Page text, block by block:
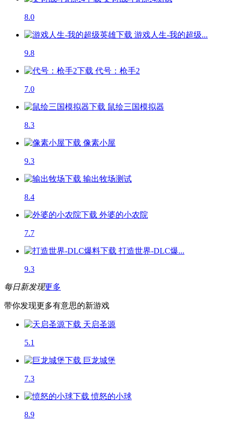
8.0
游戏人生-我的超级...
9.8
代号：枪手2
7.0
鼠绘三国模拟器
8.3
像素小屋
9.3
输出牧场测试
8.4
外婆的小农院
7.7
打造世界-DLC爆...
9.3
每日新发现更多
带你发现更多有意思的新游戏
天启圣源
5.1
巨龙城堡
7.3
愤怒的小球
8.9